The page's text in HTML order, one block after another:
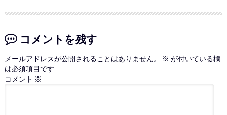
コメントを残す
メールアドレスが公開されることはありません。 ※ が付いている欄
は必須項目です
コメント ※